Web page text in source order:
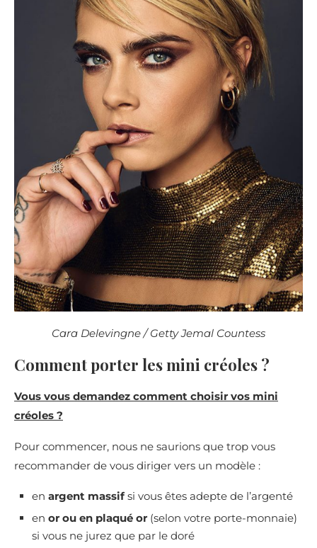
Cara Delevingne / Getty Jemal Countess
Comment porter les mini créoles ?
Vous vous demandez comment choisir vos mini
créoles ?
Pour commencer, nous ne saurions que trop vous
recommander de vous diriger vers un modèle :
en argent massif si vous êtes adepte de l’argenté
en or ou en plaqué or (selon votre porte-monnaie)
si vous ne jurez que par le doré